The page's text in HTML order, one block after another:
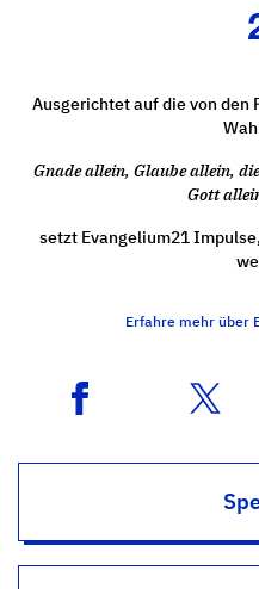
Ausgerichtet auf die von
Gnade allein, Glaube allein,
Gott
setzt Evangelium21
Erfahre mehr über